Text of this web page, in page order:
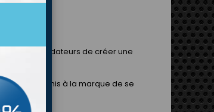
fondateurs de créer une
qui ont permis à la marque de se